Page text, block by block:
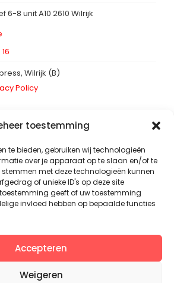
toestemming
te bieden, gebruiken wij technologieën
over je apparaat op te slaan en/of te
met deze technologieën kunnen
of unieke ID's op deze site
toestemming geeft of uw toestemming
invloed hebben op bepaalde functies
Accepteren
Weigeren
8 unit A10 2610 Wilrijk
Wilrijk (B)
Policy
onzenieuwsbrief
pijlborden
raamstickers roll-up banners